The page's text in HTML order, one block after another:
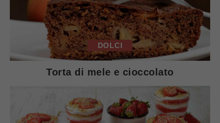
DOLCI
Torta di mele e cioccolato